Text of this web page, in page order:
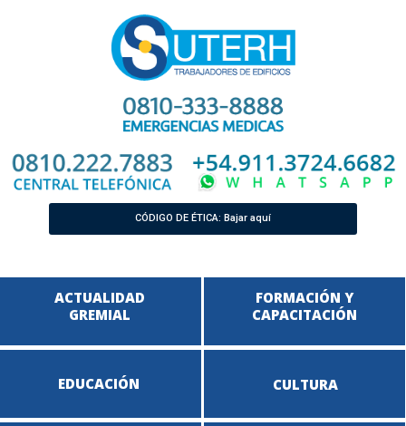
CÓDIGO DE ÉTICA: Bajar aquí
ACTUALIDAD
GREMIAL
EDUCACIÓN CULTURA
FORMACIÓN Y
CAPACITACIÓN